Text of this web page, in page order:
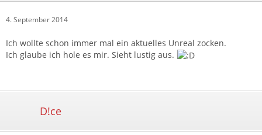
4. September 2014
Ich wollte schon immer mal ein aktuelles Unreal zocken.
Ich glaube ich hole es mir. Sieht lustig aus.
D!ce